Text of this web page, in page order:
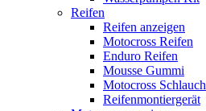
Reifen
Reifen anzeigen
Motocross Reifen
Enduro Reifen
Mousse Gummi
Motocross Schlauch
Reifenmontiergerät